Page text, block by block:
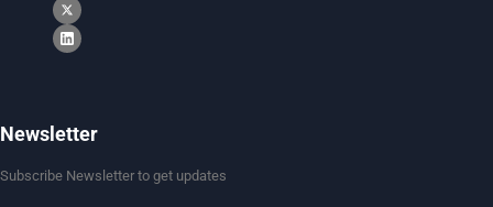
Newsletter
Subscribe Newsletter to get updates